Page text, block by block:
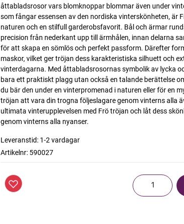
åttabladsrosor vars blomknoppar blommar även under
som fångar essensen av den nordiska vinterskönheten, är
naturen och en stilfull garderobsfavorit. Bål och ärmar
precision från nederkant upp till ärmhålen, innan delarna
för att skapa en sömlös och perfekt passform. Därefter
maskor, vilket ger tröjan dess karakteristiska silhuett och
vinterdagarna. Med åttabladsrosornas symbolik av lycka
bara ett praktiskt plagg utan också en talande berättelse
du bär den under en vinterpromenad i naturen eller för en
tröjan att vara din trogna följeslagare genom vinterns alla
ultimata vinterupplevelsen med Frö tröjan och låt dess
genom vinterns alla nyanser.
Leveranstid: 1-2 vardagar
Artikelnr: 590027